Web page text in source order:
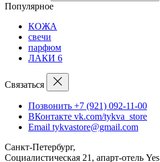
Популярное
КОЖА
свечи
парфюм
ЛАКИ 6
Связаться
Позвонить +7 (921) 092-11-00
ВКонтакте vk.com/tykva_store
Email tykvastore@gmail.com
Санкт-Петербург,
Социалистическая 21, апарт-отель Yes